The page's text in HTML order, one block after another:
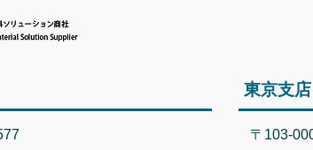
東京支店
〒103-